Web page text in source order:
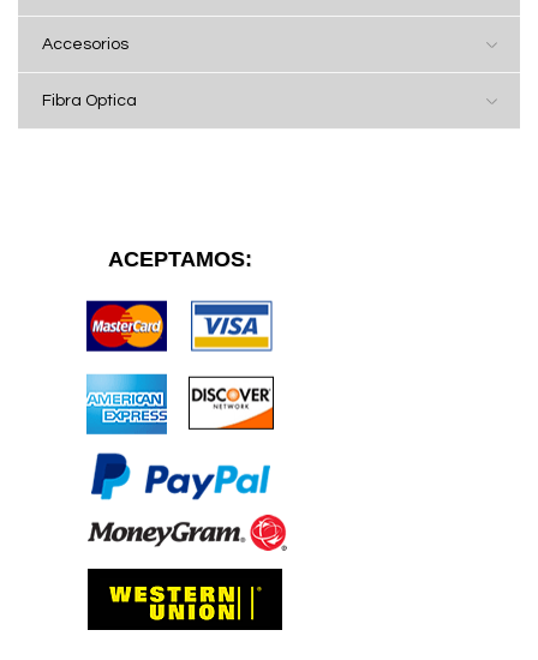
Accesorios
Fibra Optica
ACEPTAMOS: